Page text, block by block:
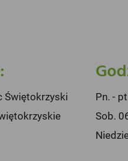
Świętokrzyski
Pn. -
Sob.